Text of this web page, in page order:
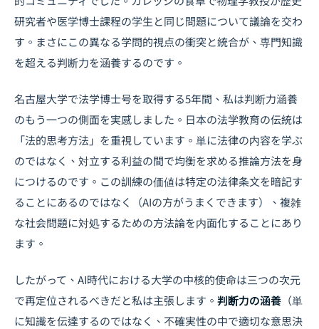
研究者や医学博士課程の学生と同じ問題について議論を交わ
す。まさにこの異なる学問的視点の衝突と統合が、専門知識
を超える判断力を涵養するのです。
名古屋大学で法学博士号を取得する5年間、私は判断力涵養
のもう一つの側面を実感しました。日本の法学教育の伝統は
「法的思考方法」を重視しています。単に法律の内容を学ぶ
のではなく、対立する利益の間で均衡を求める推論方法を身
につけるのです。この訓練の価値は特定の法律条文を暗記す
ることにあるのではなく（AIの方がうまくできます）、複雑
な社会問題に対処するための方法論を内面化することにあり
ます。
したがって、AI時代における大学の中核的使命は三つの次元
で再定位されるべきだと私は主張します。 判断力の涵養 （単
に知識を伝達するのではなく、不確実性の中で適切な意思決